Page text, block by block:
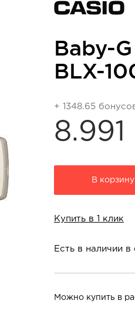
Baby-G
BLX-
+ 1348.65
8.991
В корзину
Купить в 1 клик
Есть в наличии в
Можно купить в